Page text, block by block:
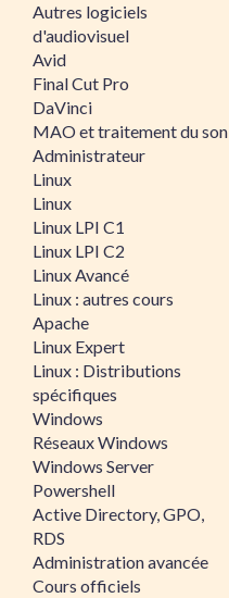
Autres logiciels
d'audiovisuel
Avid
Final Cut Pro
DaVinci
MAO et traitement du son
Administrateur
Linux
Linux
Linux LPI C1
Linux LPI C2
Linux Avancé
Linux : autres cours
Apache
Linux Expert
Linux : Distributions
spécifiques
Windows
Réseaux Windows
Windows Server
Powershell
Active Directory, GPO,
RDS
Administration avancée
Cours officiels